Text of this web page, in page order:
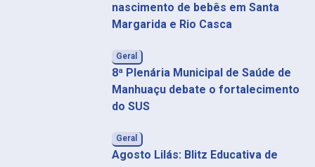
nascimento de bebês em Santa
Margarida e Rio Casca
Geral
8ª Plenária Municipal de Saúde de
Manhuaçu debate o fortalecimento
do SUS
Geral
Agosto Lilás: Blitz Educativa de